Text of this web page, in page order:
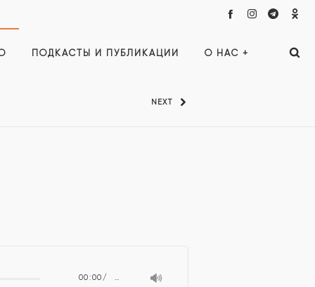
ПОДКАСТЫ И ПУБЛИКАЦИИ О НАС +
NEXT
00:00 …